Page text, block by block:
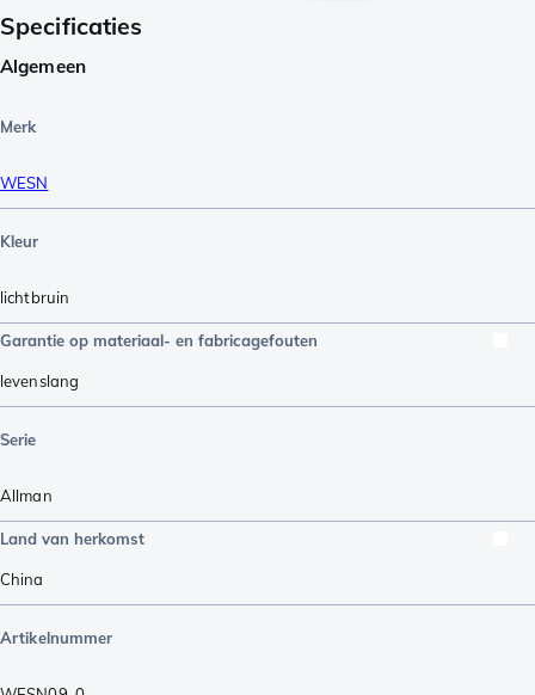
Specificaties
Algemeen
Merk
WESN
Kleur
lichtbruin
Garantie op materiaal- en fabricagefouten
levenslang
Serie
Allman
Land van herkomst
China
Artikelnummer